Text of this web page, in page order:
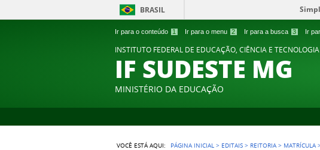
Ir para o conteúdo 1 Ir para o menu 2 Ir para a busca 3 Ir
BRASIL
INSTITUTO FEDERAL DE EDUCAÇÃO, CIÊNCIA E
IF SUDESTE MG
MINISTÉRIO DA EDUCAÇÃO
VOCÊ ESTÁ AQUI: PÁGINA INICIAL > EDITAIS > REITORIA > MATRÍCULA